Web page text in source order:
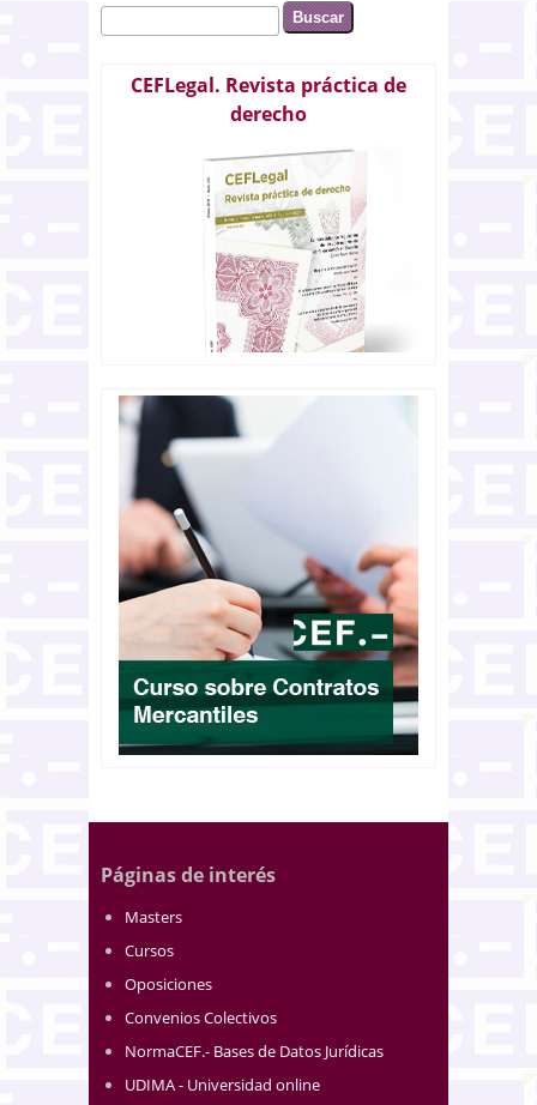
Formulario de búsqueda
Buscar
CEFLegal. Revista práctica de
derecho
Páginas de interés
Masters
Cursos
Oposiciones
Convenios Colectivos
NormaCEF.- Bases de Datos Jurídicas
UDIMA - Universidad online